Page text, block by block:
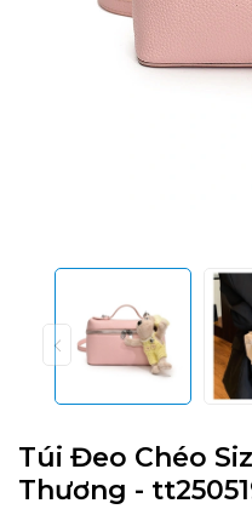
Túi Đeo Chéo
Thương -